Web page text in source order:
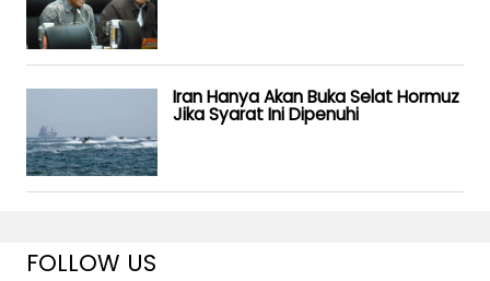
Iran Hanya Akan Buka Selat Hormuz
Jika Syarat Ini Dipenuhi
FOLLOW US